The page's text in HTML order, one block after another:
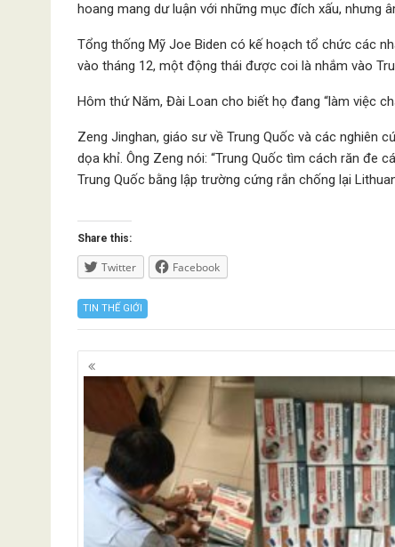
hoang mang dư luận với những mục đích xấu, nhưng
Tổng thống Mỹ Joe Biden có kế hoạch tổ chức các
vào tháng 12, một động thái được coi là nhắm vào
Hôm thứ Năm, Đài Loan cho biết họ đang “làm việc
Zeng Jinghan, giáo sư về Trung Quốc và các nghiên
dọa khỉ. Ông Zeng nói: “Trung Quốc tìm cách răn đe
Trung Quốc bằng lập trường cứng rắn chống lại
Share this:
Twitter Facebook
TIN THẾ GIỚI
Posts
navigation